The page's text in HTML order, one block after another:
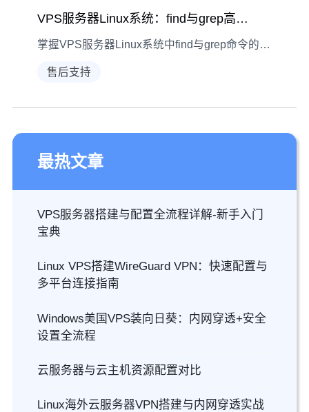
VPS服务器Linux系统：find与grep高级用法
掌握VPS服务器Linux系统中find与grep命令的高级用法，提升文件搜索效率，从按类型、大小、时间筛选到正则匹配与递归搜索，实用技巧全解析。
售后支持
最热文章
VPS服务器搭建与配置全流程详解-新手入门
宝典
Linux VPS搭建WireGuard VPN：快速配置与
多平台连接指南
Windows美国VPS装向日葵：内网穿透+安全
设置全流程
云服务器与云主机资源配置对比
Linux海外云服务器VPN搭建与内网穿透实战